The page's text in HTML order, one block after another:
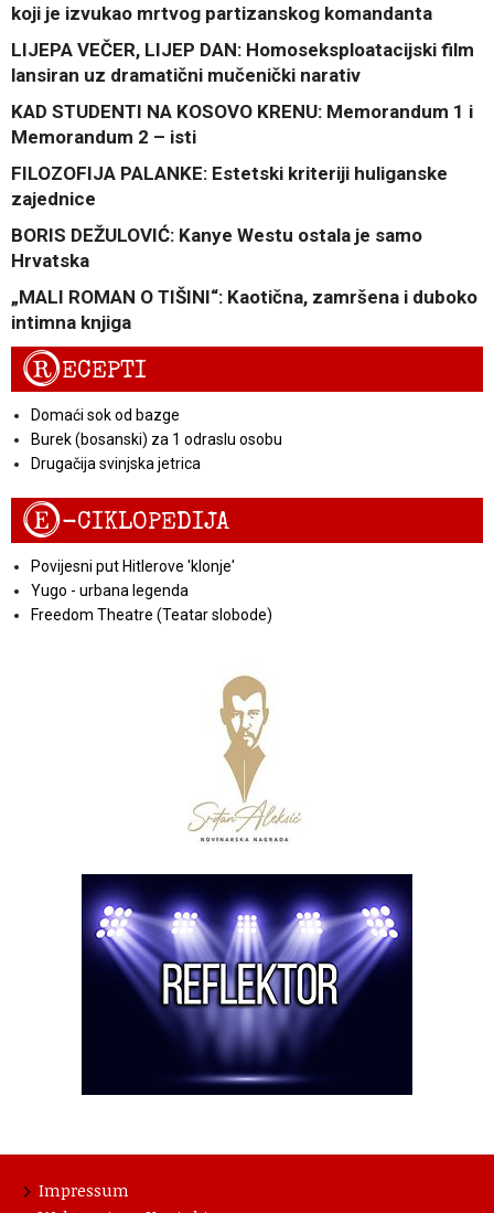
koji je izvukao mrtvog partizanskog komandanta
LIJEPA VEČER, LIJEP DAN: Homoseksploatacijski film
lansiran uz dramatični mučenički narativ
KAD STUDENTI NA KOSOVO KRENU: Memorandum 1 i
Memorandum 2 – isti
FILOZOFIJA PALANKE: Estetski kriteriji huliganske
zajednice
BORIS DEŽULOVIĆ: Kanye Westu ostala je samo
Hrvatska
„MALI ROMAN O TIŠINI“: Kaotična, zamršena i duboko
intimna knjiga
RECEPTI
Domaći sok od bazge
Burek (bosanski) za 1 odraslu osobu
Drugačija svinjska jetrica
E-CIKLOPEDIJA
Povijesni put Hitlerove 'klonje'
Yugo - urbana legenda
Freedom Theatre (Teatar slobode)
Impressum